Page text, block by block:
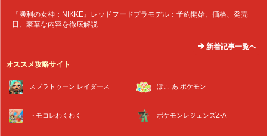
『勝利の女神：NIKKE』レッドフードプラモデル：予約開始、価格、発売
日、豪華な内容を徹底解説
新着記事一覧へ
オススメ攻略サイト
スプラトゥーン レイダース ぽこ あ ポケモン
トモコレわくわく ポケモンレジェンズZ-A